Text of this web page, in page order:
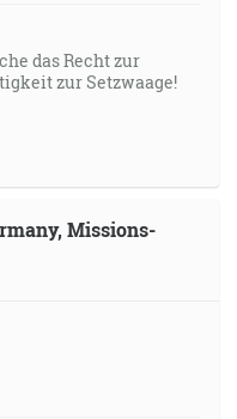
das Recht zur
zur Setzwaage!
Missions-